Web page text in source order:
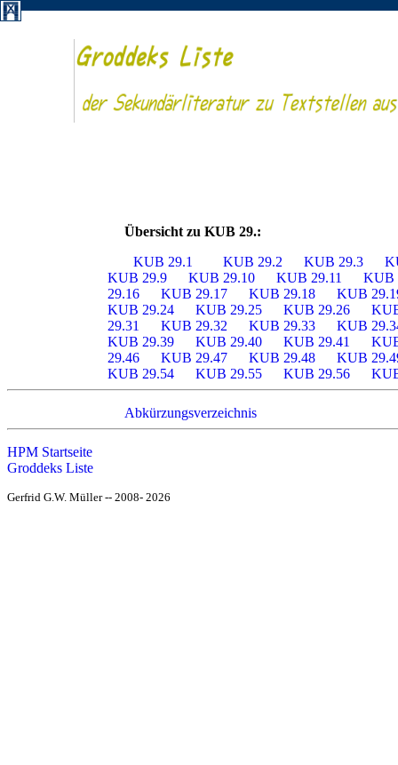
Übersicht zu KUB 29.:
KUB 29.1
KUB 29.2 KUB 29.3
KUB 29.9
KUB 29.10 KUB 29.11
KUB
29.16
KUB 29.17 KUB 29.18
KUB
KUB 29.24
KUB 29.25 KUB 29.26
29.31
KUB 29.32 KUB 29.33
KUB
KUB 29.39
KUB 29.40 KUB 29.41
29.46
KUB 29.47 KUB 29.48
KUB
KUB 29.54
KUB 29.55 KUB 29.56
Abkürzungsverzeichnis
HPM Startseite
Groddeks Liste
Gerfrid G.W. Müller -- 2008- 2026